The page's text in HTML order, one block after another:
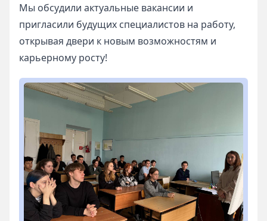
Мы обсудили актуальные вакансии и
пригласили будущих специалистов на работу,
открывая двери к новым возможностям и
карьерному росту!